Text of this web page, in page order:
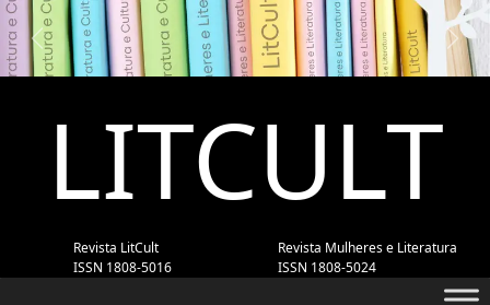
Previous Next
LITCULT
Revista LitCult
ISSN 1808-5016
Revista Mulheres e Literatura
ISSN 1808-5024